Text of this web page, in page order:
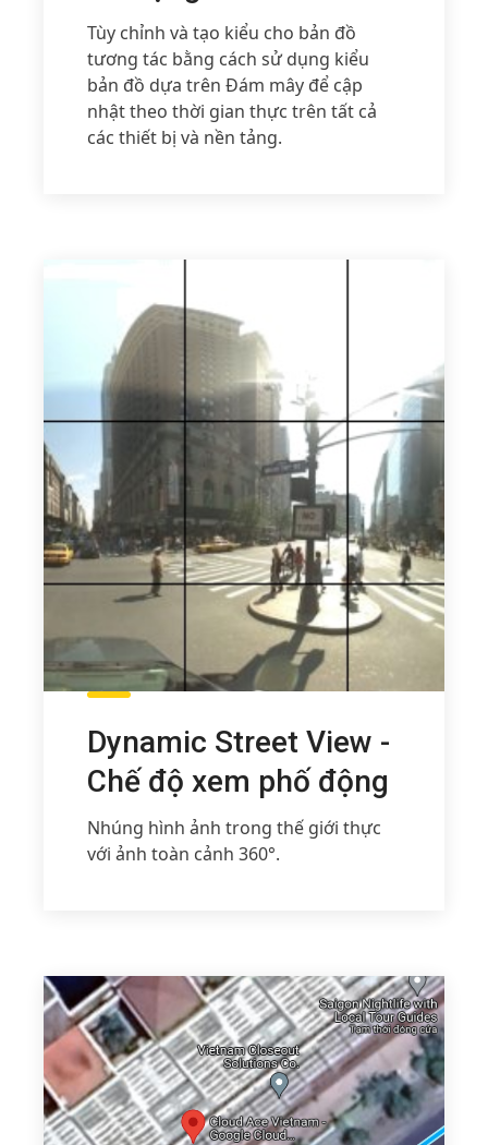
Tùy chỉnh và tạo kiểu cho bản đồ
tương tác bằng cách sử dụng kiểu
bản đồ dựa trên Đám mây để cập
nhật theo thời gian thực trên tất cả
các thiết bị và nền tảng.
Dynamic Street View -
Chế độ xem phố động
Nhúng hình ảnh trong thế giới thực
với ảnh toàn cảnh 360°.